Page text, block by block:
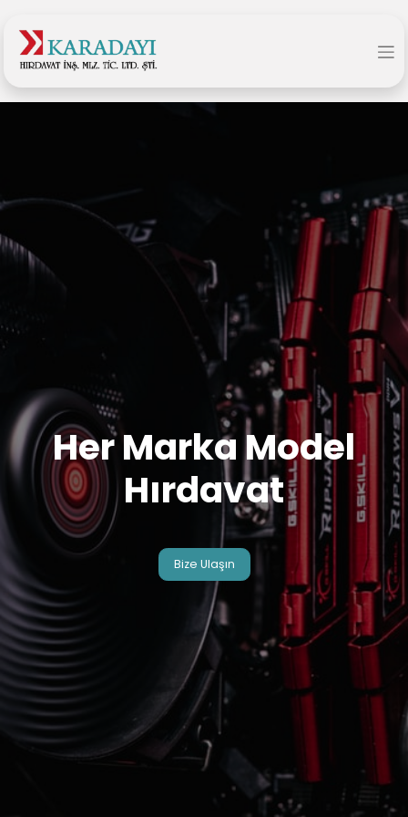
Her Marka Model
Hırdavat
Bize Ulaşın